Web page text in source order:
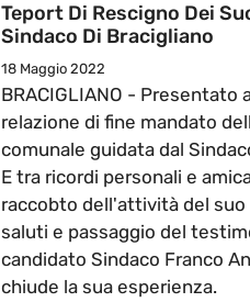
Teport Di Rescigno Dei
Sindaco Di Bracigliano
18 Maggio 2022
BRACIGLIANO - Presentato
relazione di fine mandato
comunale guidata dal
E tra ricordi personali e
raccobto dell'attività del suo
saluti e passaggio del
candidato Sindaco Franco
chiude la sua esperienza.